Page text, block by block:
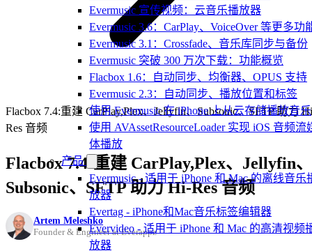
Evermusic 宣传视频：云音乐播放器
Evermusic 3.6：CarPlay、VoiceOver 等更多功
Evermusic 3.1：Crossfade、音乐库同步与备份
Evermusic 突破 300 万次下载：功能概览
Flacbox 1.6：自动同步、均衡器、OPUS 支持
Evermusic 2.3：自动同步、播放位置和标签
使用 Evermusic 在 iPhone 上从云存储播放音乐
使用 AVAssetResourceLoader 实现 iOS 音频流
体播放
产品
Evermusic - 适用于 iPhone 和 Mac 的离线音乐
放器
Evertag - iPhone和Mac音乐标签编辑器
Evervideo - 适用于 iPhone 和 Mac 的高清视频
放器
Flacbox 7.4:重建 CarPlay,Plex、Jellyfin、Subsonic、SFTP 助力
Res 音频
Flacbox 7.4:重建 CarPlay,Plex、Jellyfin、
Subsonic、SFTP 助力 Hi-Res 音频
Artem Meleshko
Founder & Engineer at Everappz